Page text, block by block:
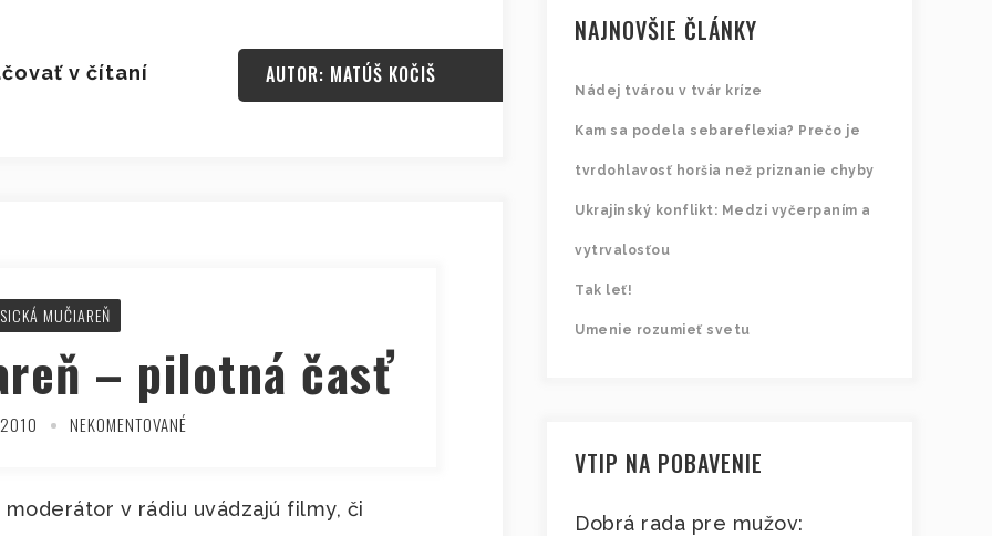
v čítaní AUTOR: MATÚŠ KOČIŠ
MUČIAREŇ
– pilotná časť
NEKOMENTOVANÉ
v rádiu uvádzajú filmy, či
NAJNOVŠIE ČLÁNKY
Nádej tvárou v tvár kríze
Kam sa podela sebareflexia? Prečo je
tvrdohlavosť horšia než priznanie chyby
Ukrajinský konflikt: Medzi vyčerpaním a
vytrvalosťou
Tak leť!
Umenie rozumieť svetu
VTIP NA POBAVENIE
Dobrá rada pre mužov: